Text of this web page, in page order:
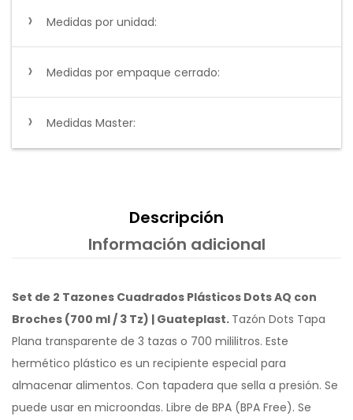
Medidas por unidad:
Medidas por empaque cerrado:
Medidas Master:
Descripción
Información adicional
Set de 2 Tazones Cuadrados Plásticos Dots AQ con
Broches (700 ml / 3 Tz) | Guateplast. Tazón Dots Tapa
Plana transparente de 3 tazas o 700 mililitros. Este
hermético plástico es un recipiente especial para
almacenar alimentos. Con tapadera que sella a presión. Se
puede usar en microondas. Libre de BPA (BPA Free). Se